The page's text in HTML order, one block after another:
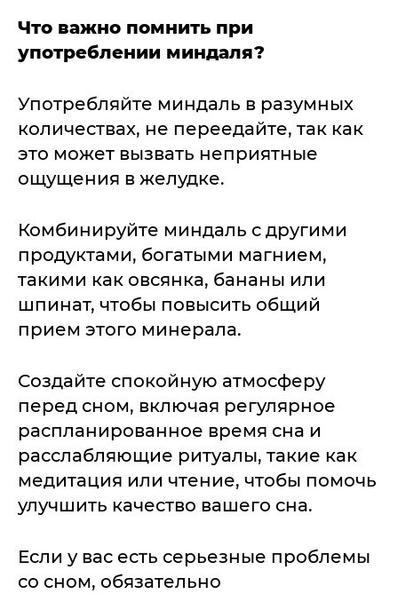
Что важно помнить при
употреблении миндаля?
Употребляйте миндаль в разумных
количествах, не переедайте, так как
это может вызвать неприятные
ощущения в желудке.
Комбинируйте миндаль с другими
продуктами, богатыми магнием,
такими как овсянка, бананы или
шпинат, чтобы повысить общий
прием этого минерала.
Создайте спокойную атмосферу
перед сном, включая регулярное
распланированное время сна и
расслабляющие ритуалы, такие как
медитация или чтение, чтобы помочь
улучшить качество вашего сна.
Если у вас есть серьезные проблемы
со сном, обязательно